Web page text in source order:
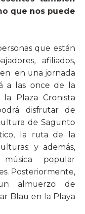
que nos puede
que están
afiliados,
en una jornada
a las once de la
Plaza Cronista
disfrutar de
de Sagunto
la ruta de la
y además,
popular
Posteriormente,
almuerzo de
Blau en la Playa